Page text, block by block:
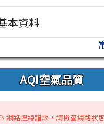
本資料
AQI空氣品質
網路連線錯誤，請檢查網路狀